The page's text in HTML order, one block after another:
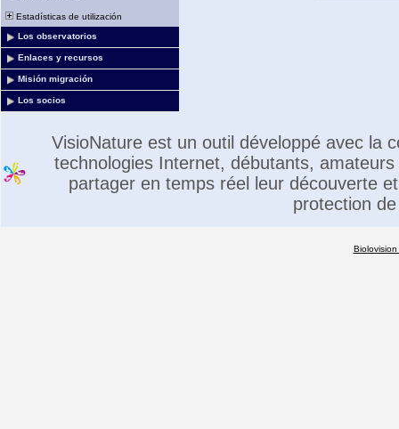
Estadísticas de utilización
Los observatorios
Enlaces y recursos
Misión migración
Los socios
VisioNature est un outil développé avec la
technologies Internet, débutants,
partager en temps réel leur découverte
protection
Biolovision